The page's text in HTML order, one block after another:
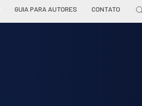
GUIA PARA AUTORES CONTATO